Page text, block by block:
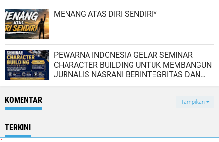
MENANG ATAS DIRI SENDIRI*
PEWARNA INDONESIA GELAR SEMINAR
CHARACTER BUILDING UNTUK MEMBANGUN
JURNALIS NASRANI BERINTEGRITAS DAN
KOMENTAR
Tampilkan
TERKINI